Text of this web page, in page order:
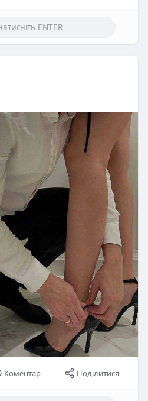
Коментар Поділитися